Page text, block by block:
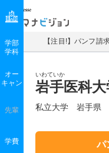
マナビジョ
【注目!】パンフ請
いわていか
岩手医科大
私立大学 岩手県
パ
学部
学科
オー
キャン
先輩
学費